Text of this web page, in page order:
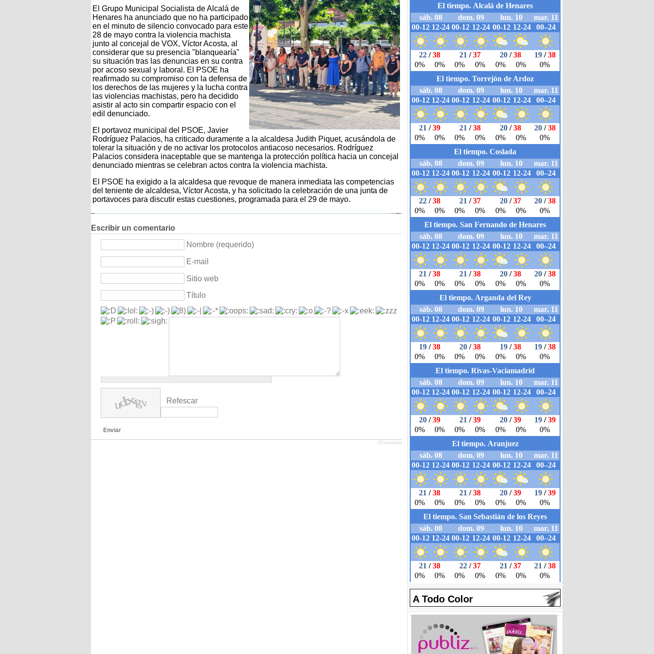
El Grupo Municipal Socialista de Alcalá de
Henares ha anunciado que no ha participado
en el minuto de silencio convocado para este
28 de mayo contra la violencia machista
junto al concejal de VOX, Víctor Acosta, al
considerar que su presencia "blanquearía"
su situación tras las denuncias en su contra
por acoso sexual y laboral. El PSOE ha
reafirmado su compromiso con la defensa de
los derechos de las mujeres y la lucha contra
las violencias machistas, pero ha decidido
asistir al acto sin compartir espacio con el
edil denunciado.
El portavoz municipal del PSOE, Javier
Rodríguez Palacios, ha criticado duramente a la alcaldesa Judith Piquet, acusándola de
tolerar la situación y de no activar los protocolos antiacoso necesarios. Rodríguez
Palacios considera inaceptable que se mantenga la protección política hacia un concejal
denunciado mientras se celebran actos contra la violencia machista.
El PSOE ha exigido a la alcaldesa que revoque de manera inmediata las competencias
del teniente de alcaldesa, Víctor Acosta, y ha solicitado la celebración de una junta de
portavoces para discutir estas cuestiones, programada para el 29 de mayo.
Escribir un comentario
Nombre (requerido)
E-mail
Sitio web
Título
Refescar
Enviar
JComments
A Todo Color